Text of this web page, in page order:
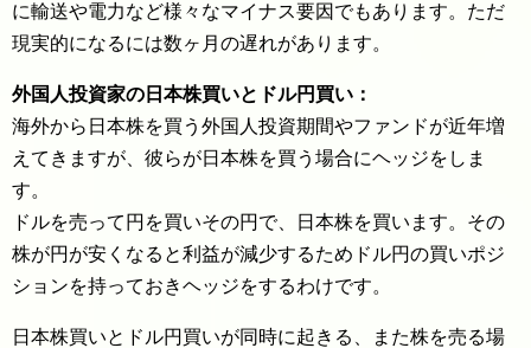
に輸送や電力など様々なマイナス要因でもあります。ただ
現実的になるには数ヶ月の遅れがあります。
外国人投資家の日本株買いとドル円買い：
海外から日本株を買う外国人投資期間やファンドが近年増
えてきますが、彼らが日本株を買う場合にヘッジをしま
す。
ドルを売って円を買いその円で、日本株を買います。その
株が円が安くなると利益が減少するためドル円の買いポジ
ションを持っておきヘッジをするわけです。
日本株買いとドル円買いが同時に起きる、また株を売る場